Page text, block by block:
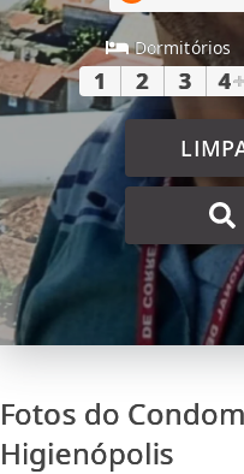
Dormitórios
1 2 3 4+
Fotos do
Higienópolis